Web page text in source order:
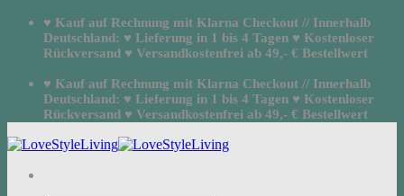
Zum
springen
♥ Kauf auf Rechnung mit Klarna Checkout // Innerhalb
Deutschland: ♥ Lieferung in 1 bis 4 Tagen ♥ Kostenloser
Rückversand ♥ Versandkostenfrei ab 49,- € Bestellwert
♥ Kauf auf Rechnung mit Klarna Checkout // Innerhalb
Deutschland: ♥ Lieferung in 1 bis 4 Tagen ♥ Kostenloser
Rückversand ♥ Versandkostenfrei ab 49,- € Bestellwert